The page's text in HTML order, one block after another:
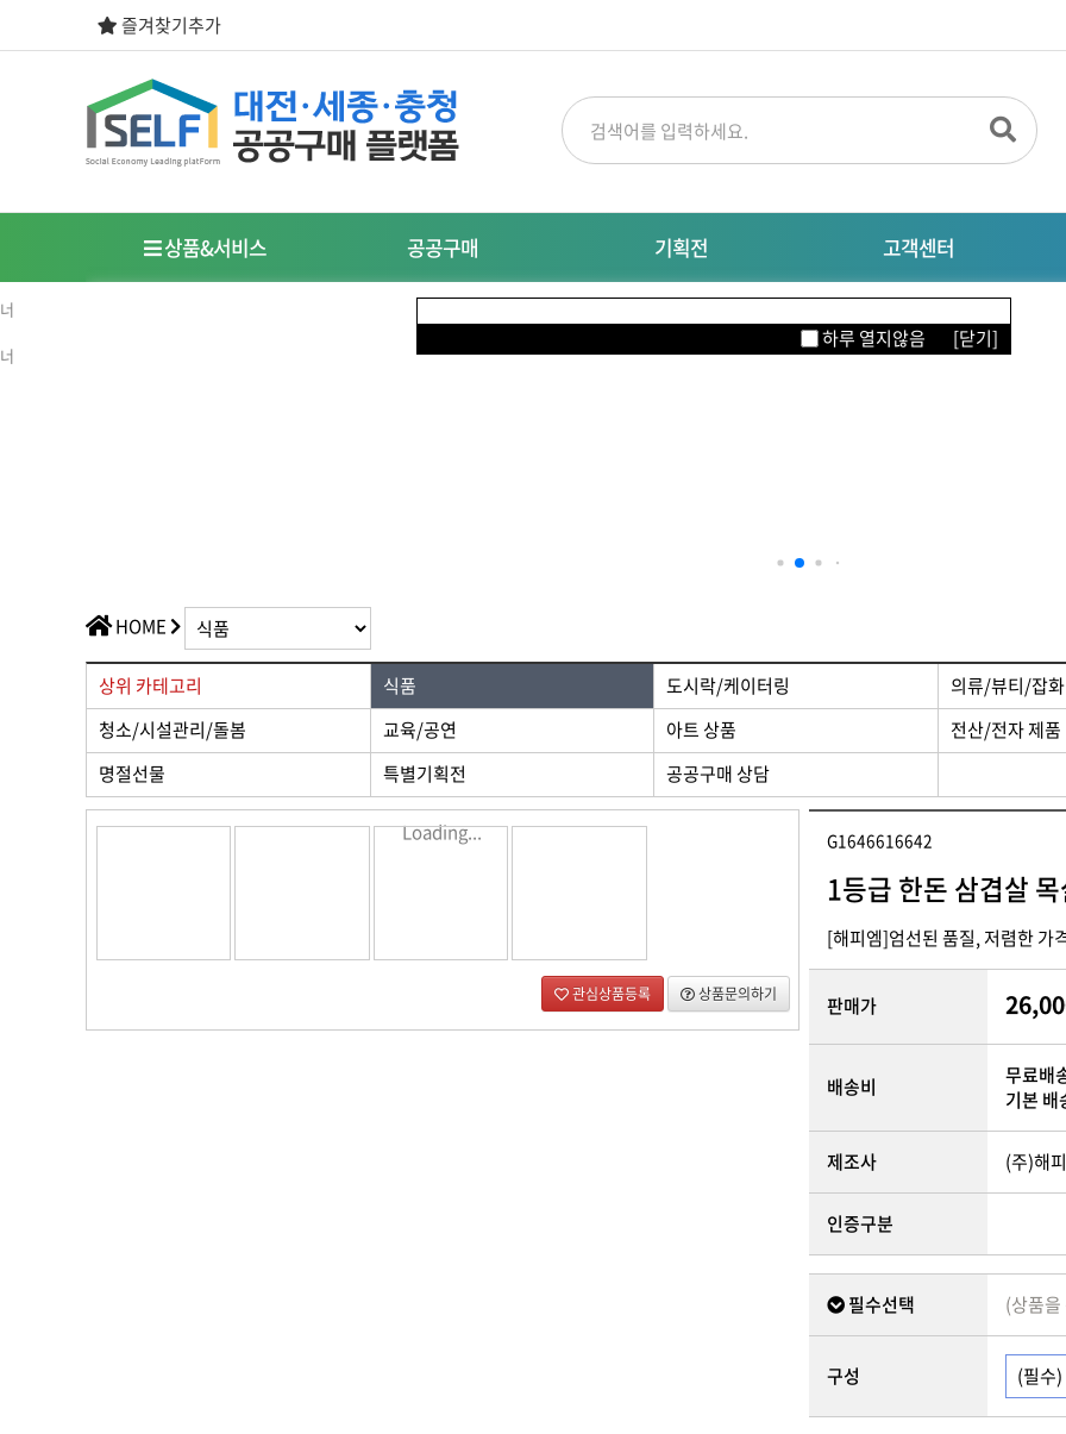
즐겨찾기추가
상품&서비스 공공구매
우선구매제도
사회적경제기업이란?
기획전
명절선물
특별기획전
고객센터
공지사항
대량주문문의
가치플러스
HOME
상위 카테고리 식품 도시락/케이터링 의류/뷰티/잡화
청소/시설관리/돌봄
교육/공연 아트 상품 전산/전자 제품
명절선물
특별기획전 공공구매 상담
Loading...
관심상품등록 상품문의하기
G1646616642
1등급 한돈 삼겹살
[해피엠]엄선된 품질, 저렴한 가
판매가
배송비 무료배
기본 배
제조사 (주)해
인증구분
필수선택 (상품
구성
하루 열지않음 [닫기]